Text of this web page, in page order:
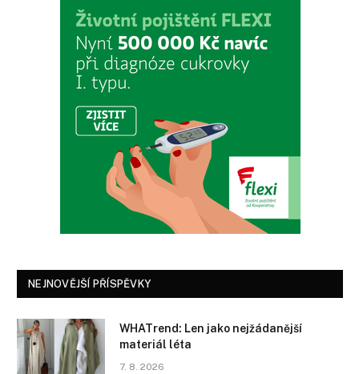
NEJNOVĚJŠÍ PŘÍSPĚVKY
WHATrend: Len jako nejžádanější
materiál léta
7. 8. 2026